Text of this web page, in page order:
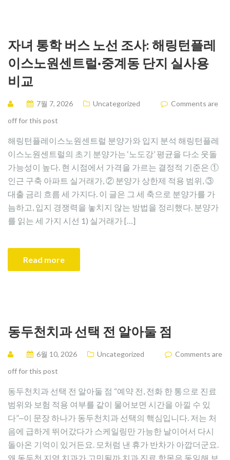
자녀 통학 버스 노선 조사: 해링턴플레
이스노원센트럴·중계동 단지 실사용
비교
7월 7, 2026 Uncategorized
Comments are
off for this post
해링턴플레이스노원센트럴 분양가와 입지 분석 해링턴플레
이스노원센트럴의 초기 분양가는 ‘노도강’ 평균을 다소 웃돌
가능성이 높다. 현 시점에서 가격을 가르는 결정적 기준은 ①
인근 구축 아파트 실거래가, ② 분양가 상한제 적용 범위, ③
대출 금리 흐름 세 가지다. 이 글은 그 세 축으로 분양가를 가
늠하고, 입지 경쟁력을 놓치지 않는 방법을 정리했다. 분양가
를 읽는 세 가지 시선 1) 실거래가 […]
Read more
동두천치과 선택 전 알아둘 점
6월 10, 2026 Uncategorized
Comments are
off for this post
동두천치과 선택 전 알아둘 점 “예약 전, 전화 한 통으로 진료
범위와 보험 적용 여부를 같이 물어보면 시간을 아낄 수 있
다”‒이 문장 하나가 동두천치과 선택의 핵심입니다. 저는 처
음에 급하게 뛰어갔다가 스케일링만 가능한 날이어서 다시
돌아온 기억이 있거든요. 모처럼 낸 휴가 반차가 아깝더군요.
왜 동두천 지역 치과가 고민될까 치과 진료 항목은 동일해 보